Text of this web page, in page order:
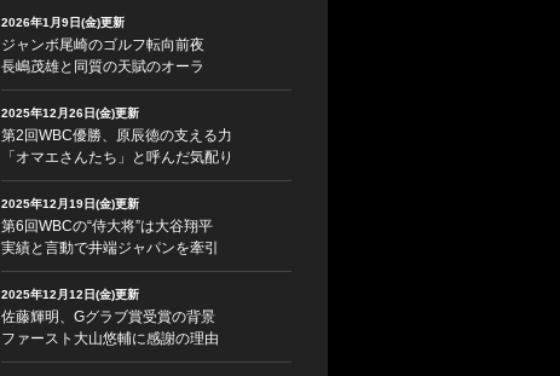
2026年1月9日(金)更新
ジャンボ尾崎のゴルフ転向前夜
長嶋茂雄と同質の天賦のオーラ
2025年12月26日(金)更新
第2回WBC優勝、原辰徳の支える力
「オマエさんたち」と呼んだ気配り
2025年12月19日(金)更新
第6回WBCの“侍大将”は大谷翔平
実績と言動で井端ジャパンを牽引
2025年12月12日(金)更新
佐藤輝明、Gグラブ賞受賞の背景
ファースト大山悠輔に感謝の理由